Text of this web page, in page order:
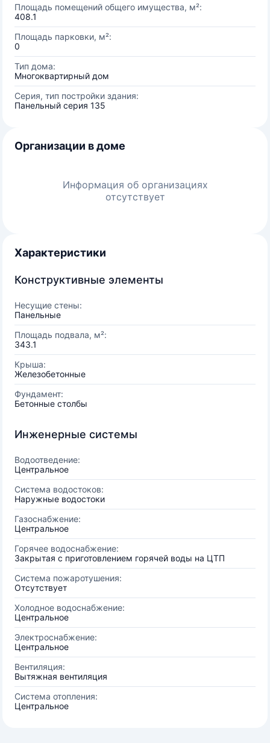
Площадь помещений общего имущества, м²:
408.1
Площадь парковки, м²:
0
Тип дома:
Многоквартирный дом
Серия, тип постройки здания:
Панельный серия 135
Организации в доме
Информация об организациях
отсутствует
Характеристики
Конструктивные элементы
Несущие стены:
Панельные
Площадь подвала, м²:
343.1
Крыша:
Железобетонные
Фундамент:
Бетонные столбы
Инженерные системы
Водоотведение:
Центральное
Система водостоков:
Наружные водостоки
Газоснабжение:
Центральное
Горячее водоснабжение:
Закрытая с приготовлением горячей воды на ЦТП
Система пожаротушения:
Отсутствует
Холодное водоснабжение:
Центральное
Электроснабжение:
Центральное
Вентиляция:
Вытяжная вентиляция
Система отопления:
Центральное